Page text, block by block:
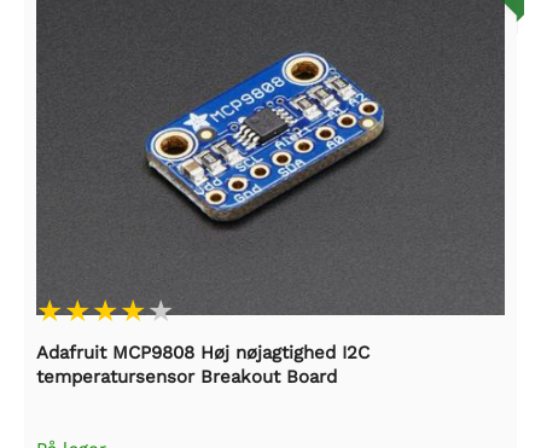
Adafruit MCP9808 Høj nøjagtighed I2C
temperatursensor Breakout Board